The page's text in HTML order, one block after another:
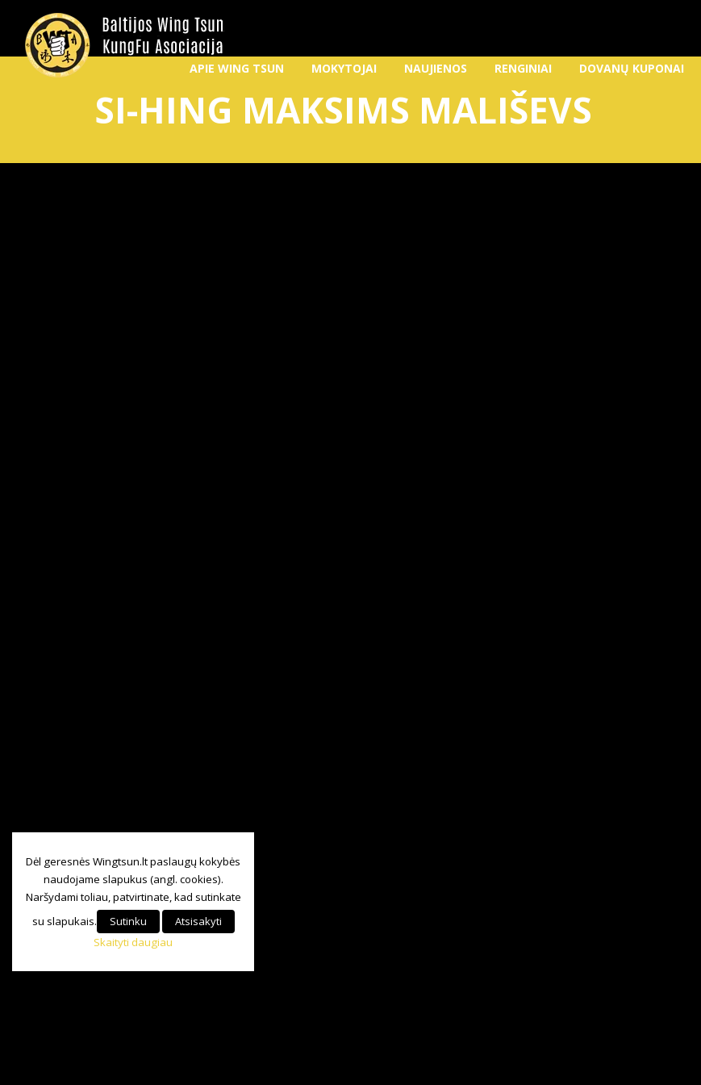
APIE WING TSUN MOKYTOJAI NAUJIENOS RENGINIAI DOVANŲ KUPONAI
SI-HING MAKSIMS MALIŠEVS
Dėl geresnės Wingtsun.lt paslaugų kokybės
naudojame slapukus (angl. cookies).
Naršydami toliau, patvirtinate, kad sutinkate
su slapukais.
Sutinku
Atsisakyti
Skaityti daugiau